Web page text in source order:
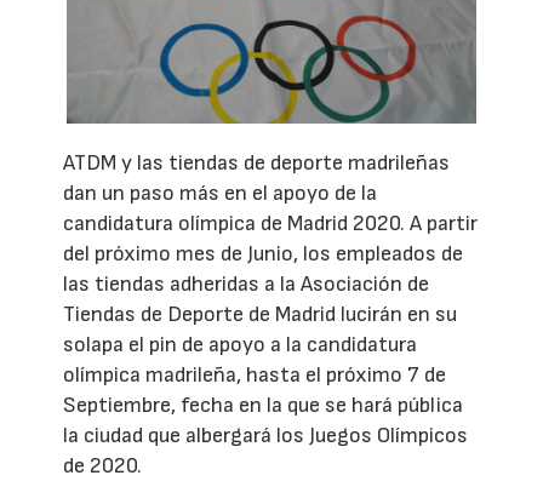
ATDM y las tiendas de deporte madrileñas
dan un paso más en el apoyo de la
candidatura olímpica de Madrid 2020. A partir
del próximo mes de Junio, los empleados de
las tiendas adheridas a la Asociación de
Tiendas de Deporte de Madrid lucirán en su
solapa el pin de apoyo a la candidatura
olímpica madrileña, hasta el próximo 7 de
Septiembre, fecha en la que se hará pública
la ciudad que albergará los Juegos Olímpicos
de 2020.